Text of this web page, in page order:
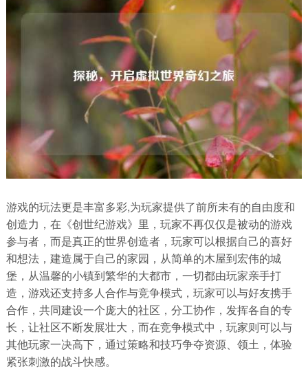
游戏的玩法更是丰富多彩,为玩家提供了前所未有的自由度和
创造力，在《创世纪游戏》里，玩家不再仅仅是被动的游戏
参与者，而是真正的世界创造者，玩家可以根据自己的喜好
和想法，建造属于自己的家园，从简单的木屋到宏伟的城
堡，从温馨的小镇到繁华的大都市，一切都由玩家亲手打
造，游戏还支持多人合作与竞争模式，玩家可以与好友携手
合作，共同建设一个庞大的社区，分工协作，发挥各自的专
长，让社区不断发展壮大，而在竞争模式中，玩家则可以与
其他玩家一决高下，通过策略和技巧争夺资源、领土，体验
紧张刺激的战斗快感。